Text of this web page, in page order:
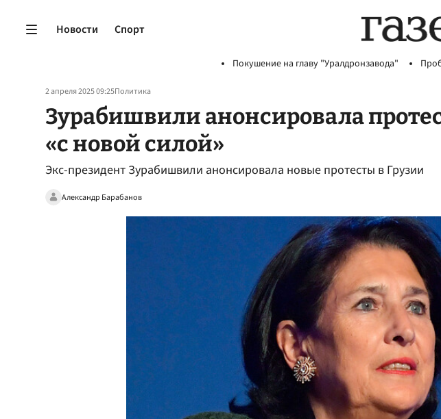
Новости Спорт
Покушение на главу "Уралдронзавода"
2 апреля 2025 09:25Политика
Зурабишвили анонсировала
«с новой силой»
Экс-президент Зурабишвили анонсировала новые протесты в Грузии
Александр Барабанов